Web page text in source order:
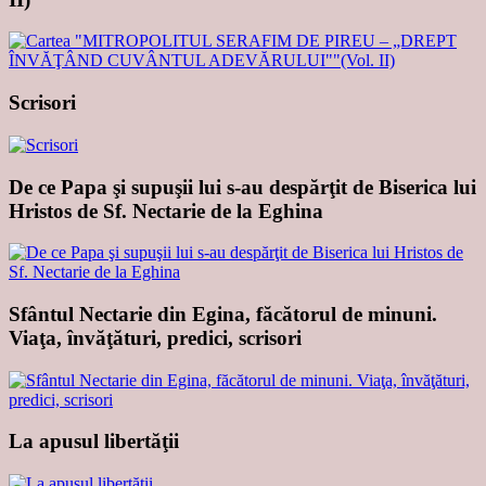
Scrisori
De ce Papa şi supuşii lui s-au despărţit de Biserica lui
Hristos de Sf. Nectarie de la Eghina
Sfântul Nectarie din Egina, făcătorul de minuni.
Viaţa, învăţături, predici, scrisori
La apusul libertăţii